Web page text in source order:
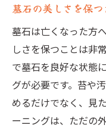
愛知県のプロフ
ニングの実態
地元のクリ
プロによる
愛知県の
プロのクリ
墓石の美しさを保
墓石は亡くなった方
しさを保つことは非
で墓石を良好な状態
グが必要です。苔や
めるだけでなく、見
ーニングは、ただの